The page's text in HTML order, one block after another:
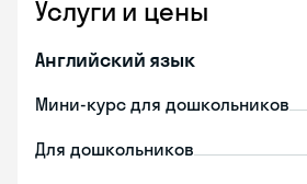
Услуги и цены
Английский язык
Мини-курс для дошкольников
Для дошкольников